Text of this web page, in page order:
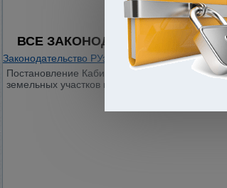
ВСЕ ЗАКОНОДАТЕЛЬСТВО
Законодательство РУз Земля и иные
Постановление Кабинета Министров
земельных участков на основе конкурса